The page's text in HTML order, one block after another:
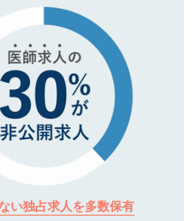
に関してもご安心ください。
い独占求人を多数保有